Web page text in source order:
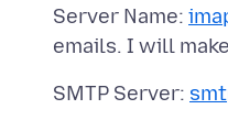
Server Name:
emails. I will
SMTP Server: